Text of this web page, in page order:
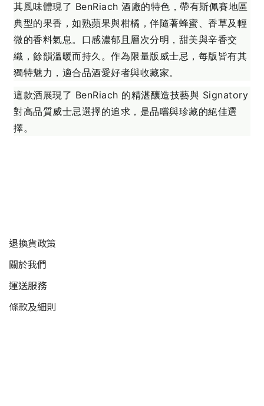
其風味體現了 BenRiach 酒廠的特色，帶有斯佩賽地區
典型的果香，如熟蘋果與柑橘，伴隨著蜂蜜、香草及輕
微的香料氣息。口感濃郁且層次分明，甜美與辛香交
織，餘韻溫暖而持久。作為限量版威士忌，每版皆有其
獨特魅力，適合品酒愛好者與收藏家。
這款酒展現了 BenRiach 的精湛釀造技藝與 Signatory
對高品質威士忌選擇的追求，是品嚐與珍藏的絕佳選
擇。
退換貨政策
關於我們
運送服務
條款及細則